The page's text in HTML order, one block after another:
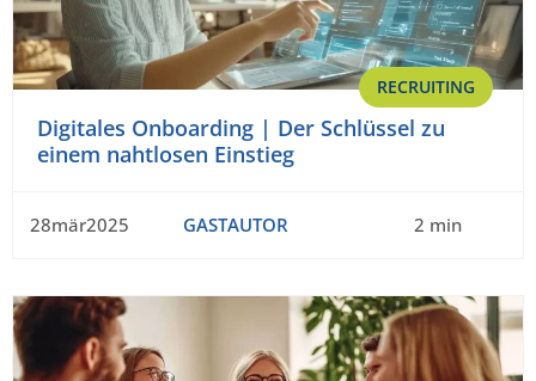
RECRUITING
Digitales Onboarding | Der Schlüssel zu
einem nahtlosen Einstieg
28mär2025 GASTAUTOR 2 min